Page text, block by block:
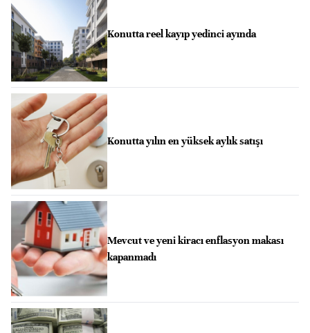
Konutta reel kayıp yedinci ayında
Konutta yılın en yüksek aylık satışı
Mevcut ve yeni kiracı enflasyon makası
kapanmadı